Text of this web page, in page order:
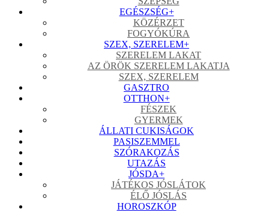
EGÉSZSÉG+
KÖZÉRZET
FOGYÓKÚRA
SZEX, SZERELEM+
SZERELEM LAKAT
AZ ÖRÖK SZERELEM LAKATJA
SZEX, SZERELEM
GASZTRO
OTTHON+
FÉSZEK
GYERMEK
ÁLLATI CUKISÁGOK
PASISZEMMEL
SZÓRAKOZÁS
UTAZÁS
JÓSDA+
JÁTÉKOS JÓSLÁTOK
ÉLŐ JÓSLÁS
HOROSZKÓP